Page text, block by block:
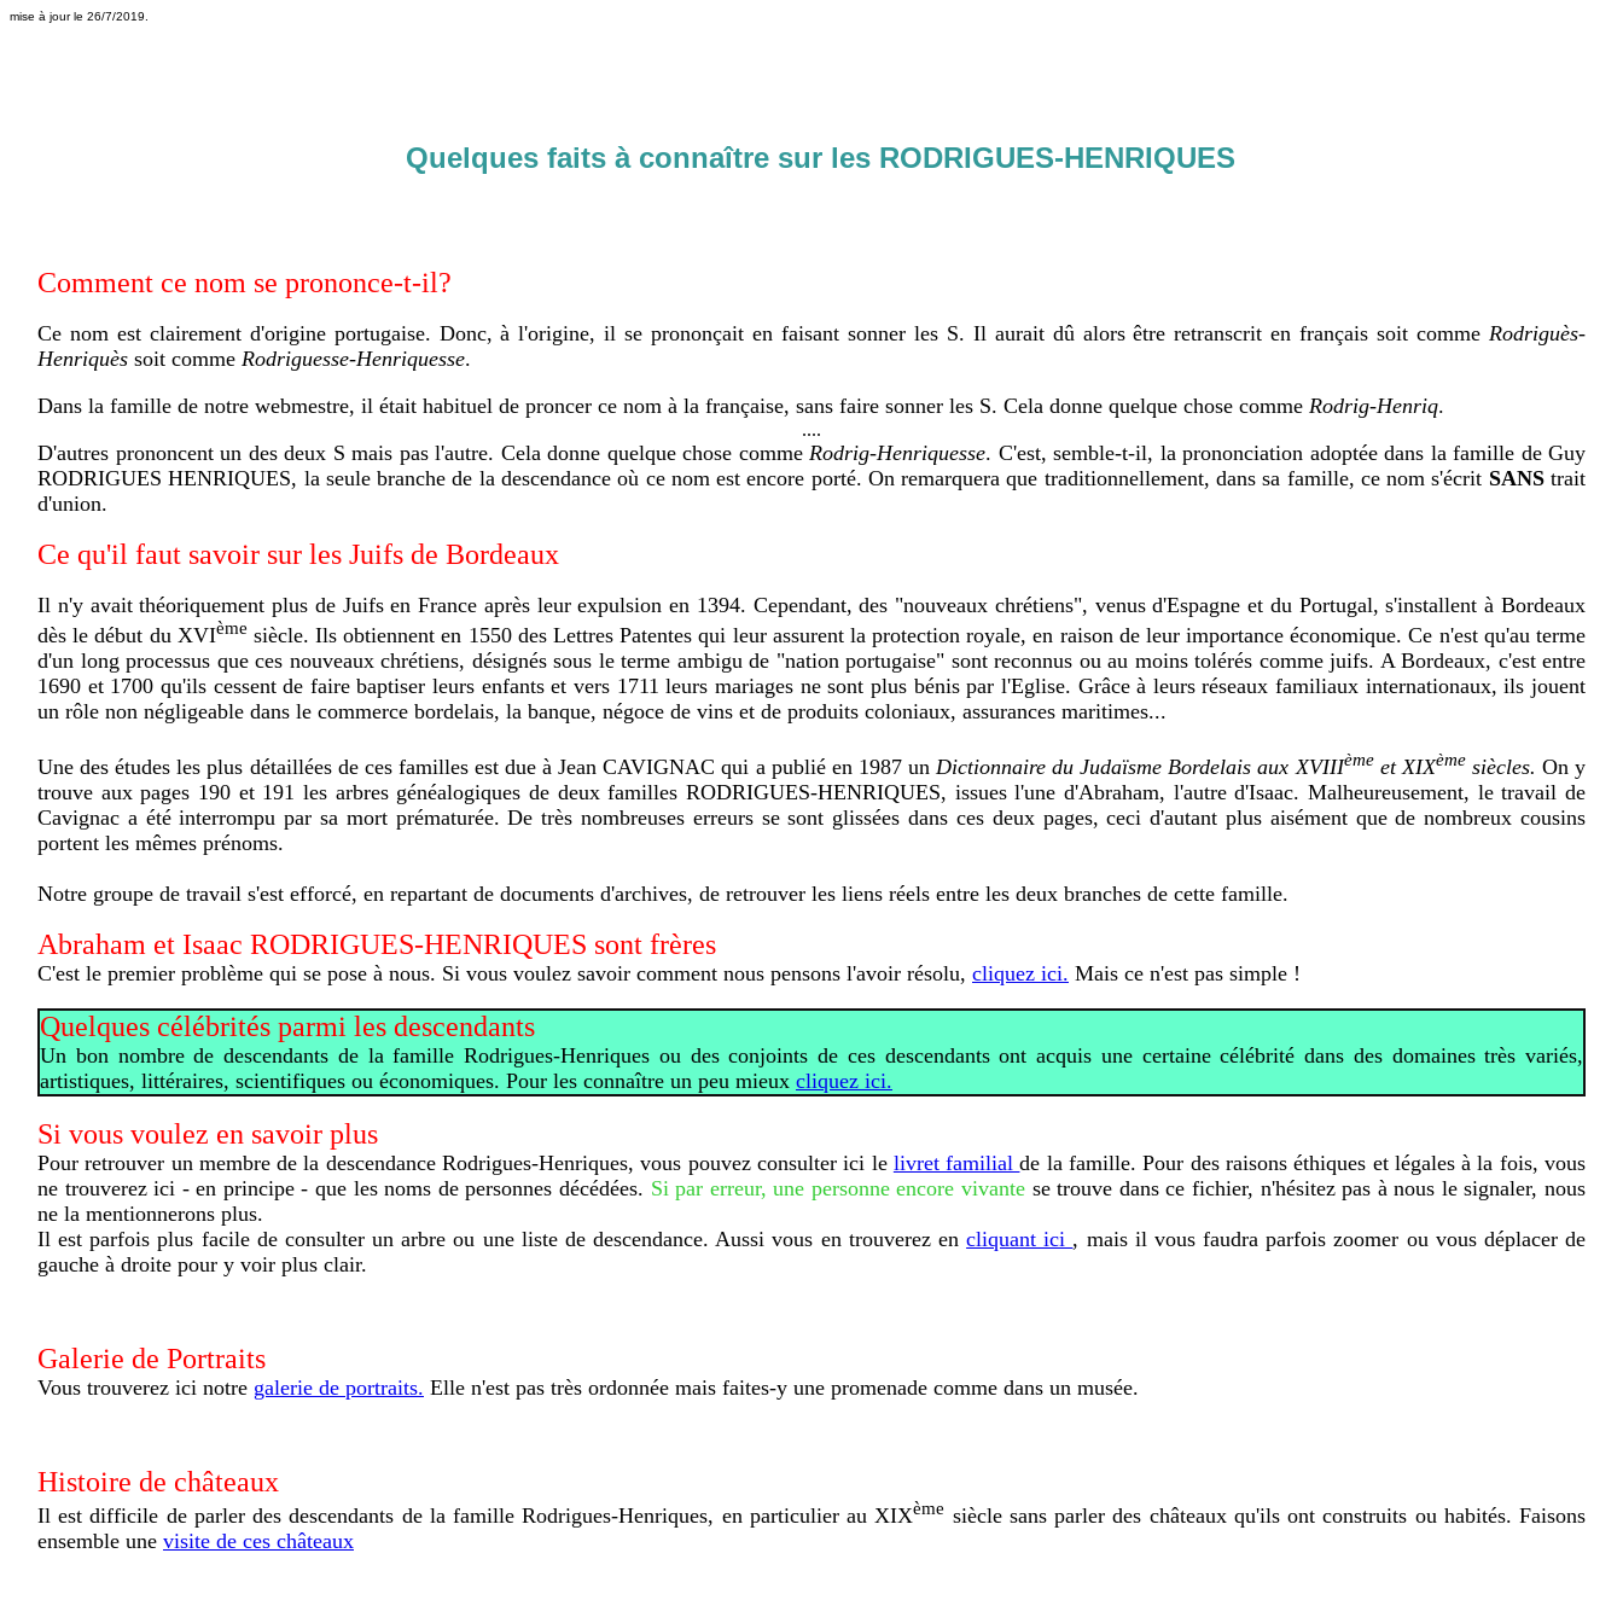
mise à jour le 26/7/2019.
Quelques faits à connaître sur les RODRIGUES-HENRIQUES
Comment ce nom se prononce-t-il?
Ce nom est clairement d'origine portugaise. Donc, à l'origine, il se prononçait en faisant sonner les S. Il aurait dû alors être retranscrit en français soit comme Rodriguès-
Henriquès soit comme Rodriguesse-Henriquesse.
Dans la famille de notre webmestre, il était habituel de proncer ce nom à la française, sans faire sonner les S. Cela donne quelque chose comme Rodrig-Henriq.
....
D'autres prononcent un des deux S mais pas l'autre. Cela donne quelque chose comme Rodrig-Henriquesse. C'est, semble-t-il, la prononciation adoptée dans la famille de Guy
RODRIGUES HENRIQUES, la seule branche de la descendance où ce nom est encore porté. On remarquera que traditionnellement, dans sa famille, ce nom s'écrit SANStrait
d'union.
Ce qu'il faut savoir sur les Juifs de Bordeaux
Il n'y avait théoriquement plus de Juifs en France après leur expulsion en 1394. Cependant, des "nouveaux chrétiens", venus d'Espagne et du Portugal, s'installent à Bordeaux
dès le début du XVIème siècle. Ils obtiennent en 1550 des Lettres Patentes qui leur assurent la protection royale, en raison de leur importance économique. Ce n'est qu'au terme
d'un long processus que ces nouveaux chrétiens, désignés sous le terme ambigu de "nation portugaise" sont reconnus ou au moins tolérés comme juifs. A Bordeaux, c'est entre
1690 et 1700 qu'ils cessent de faire baptiser leurs enfants et vers 1711 leurs mariages ne sont plus bénis par l'Eglise. Grâce à leurs réseaux familiaux internationaux, ils jouent
un rôle non négligeable dans le commerce bordelais, la banque, négoce de vins et de produits coloniaux, assurances maritimes...
Une des études les plus détaillées de ces familles est due à Jean CAVIGNAC qui a publié en 1987 un Dictionnaire du Judaïsme Bordelais aux XVIIIèmeet XIXèmesiècles. On y
trouve aux pages 190 et 191 les arbres généalogiques de deux familles RODRIGUES-HENRIQUES, issues l'une d'Abraham, l'autre d'Isaac. Malheureusement, le travail de
Cavignac a été interrompu par sa mort prématurée. De très nombreuses erreurs se sont glissées dans ces deux pages, ceci d'autant plus aisément que de nombreux cousins
portent les mêmes prénoms.
Notre groupe de travail s'est efforcé, en repartant de documents d'archives, de retrouver les liens réels entre les deux branches de cette famille.
Abraham et Isaac RODRIGUES-HENRIQUES sont frères
C'est le premier problème qui se pose à nous. Si vous voulez savoir comment nous pensons l'avoir résolu, cliquez ici. Mais ce n'est pas simple !
Quelques célébrités parmi les descendants
Un bon nombre de descendants de la famille Rodrigues-Henriques ou des conjoints de ces descendants ont acquis une certaine célébrité dans des domaines très variés,
artistiques, littéraires, scientifiques ou économiques. Pour les connaître un peu mieux cliquez ici.
Si vous voulez en savoir plus
Pour retrouver un membre de la descendance Rodrigues-Henriques, vous pouvez consulter ici le livret familialde la famille. Pour des raisons éthiques et légales à la fois, vous
ne trouverez ici - en principe - que les noms de personnes décédées. Si par erreur, une personne encore vivante se trouve dans ce fichier, n'hésitez pas à nous le signaler, nous
ne la mentionnerons plus.
Il est parfois plus facile de consulter un arbre ou une liste de descendance. Aussi vous en trouverez encliquant ici , mais il vous faudra parfois zoomer ou vous déplacer de
gauche à droite pour y voir plus clair.
Galerie de Portraits
Vous trouverez ici notre galerie de portraits. Elle n'est pas très ordonnée mais faites-y une promenade comme dans un musée.
Histoire de châteaux
Il est difficile de parler des descendants de la famille Rodrigues-Henriques, en particulier au XIXème siècle sans parler des châteaux qu'ils ont construits ou habités. Faisons
ensemble une visite de ces châteaux